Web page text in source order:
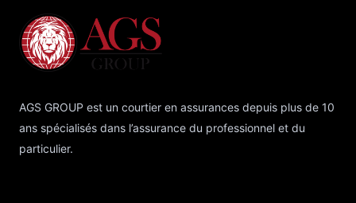
AGS GROUP est un courtier en assurances depuis plus de 10
ans spécialisés dans l’assurance du professionnel et du
particulier.